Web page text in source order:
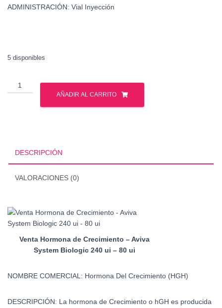
ADMINISTRACIÓN: Vial Inyección
5 disponibles
Venta
Hormona
ui
cantidad
AÑADIR AL CARRITO
DESCRIPCIÓN
VALORACIONES (0)
Venta Hormona de Crecimiento – Aviva
System Biologic 240 ui – 80 ui
NOMBRE COMERCIAL: Hormona Del Crecimiento (HGH)
DESCRIPCIÓN: La hormona de Crecimiento o hGH es producida